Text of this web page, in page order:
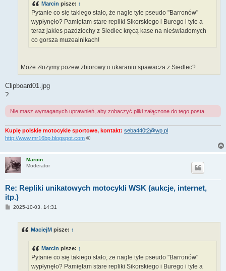
Marcin pisze: ↑
Pytanie co się takiego stało, że nagle tyle pseudo "Barronów"
wypłynęło? Pamiętam stare repliki Sikorskiego i Burego i tyle a
teraz jakies pazdziochy z Siedlec kręcą kase na nieświadomych
co gorsza muzealnikach!
Może złożymy pozew zbiorowy o ukaraniu spawacza z Siedlec?
Clipboard01.jpg
?
Nie masz wymaganych uprawnień, aby zobaczyć pliki załączone do tego posta.
Kupię polskie motocykle sportowe, kontakt: seba440t2@wp.pl
http://www.mr16bp.blogspot.com ®
Marcin
Moderator
Re: Repliki unikatowych motocykli WSK (aukcje, internet,
itp.)
P2025-10-03, 14:31
MaciejM pisze: ↑
Marcin pisze: ↑
Pytanie co się takiego stało, że nagle tyle pseudo "Barronów"
wypłynęło? Pamiętam stare repliki Sikorskiego i Burego i tyle a